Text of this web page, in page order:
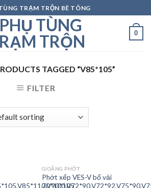
TRẠM TRỘN BÊ TÔNG
0
TAGGED “V85*105”
FILTER
GIOĂNG PHỚT
Phớt xếp VES-V bố vải